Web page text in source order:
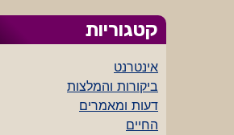
קטגוריות
אינטרנט
ביקורות והמלצות
דעות ומאמרים
החיים